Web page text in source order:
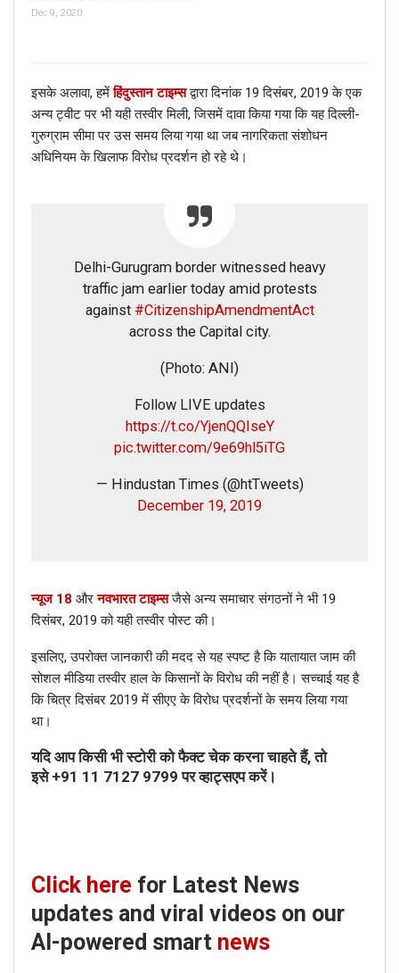
Dec 9, 2020
इसके अलावा, हमेंहिंदुस्तान टाइम्सद्वारा दिनांक 19 दिसंबर, 2019 के एक
अन्य ट्वीट पर भी यही तस्वीर मिली, जिसमें दावा किया गया कि यह दिल्ली-
गुरुग्राम सीमा पर उस समय लिया गया था जब नागरिकता संशोधन
अधिनियम के खिलाफ विरोध प्रदर्शन हो रहे थे।
Delhi-Gurugram border witnessed heavy
traffic jam earlier today amid protests
against #CitizenshipAmendmentAct
across the Capital city.
(Photo: ANI)
Follow LIVE updates
https://t.co/YjenQQIseY
pic.twitter.com/9e69hl5iTG
— Hindustan Times (@htTweets)
December 19, 2019
न्यूज 18 औरनवभारत टाइम्सजैसे अन्य समाचार संगठनों ने भी 19
दिसंबर, 2019 को यही तस्वीर पोस्ट की।
इसलिए, उपरोक्त जानकारी की मदद से यह स्पष्ट है कि यातायात जाम की
सोशल मीडिया तस्वीर हाल के किसानों के विरोध की नहीं है। सच्चाई यह है
कि चित्र दिसंबर 2019 में सीएए के विरोध प्रदर्शनों के समय लिया गया
था।
यदि आप किसी भी स्टोरी को फैक्ट चेक करना चाहते हैं, तो
इसे+91 11 7127 9799पर व्हाट्सएप करें।
Click here for Latest News
updates and viral videos on our
AI-powered smart news